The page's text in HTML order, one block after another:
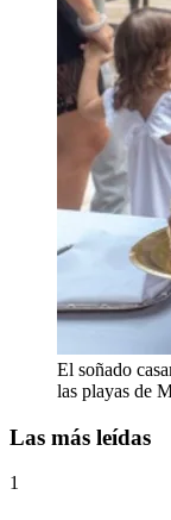
El soñado
las playas de
Las más leídas
1